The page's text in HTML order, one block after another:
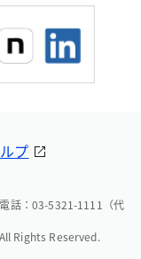
プ
話：03-5321-1111（代
Rights Reserved.